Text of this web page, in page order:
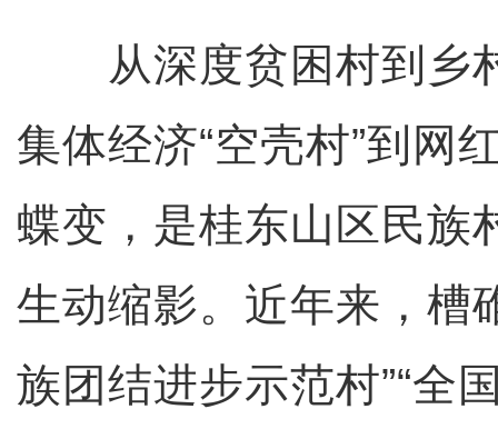
从深度贫困村到乡
集体经济“空壳村”到网
蝶变，是桂东山区民族
生动缩影。近年来，槽
族团结进步示范村”“全